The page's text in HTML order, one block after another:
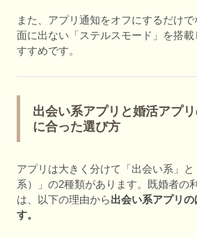
また、アプリ通知をオフにするだけ
面に出ない「ステルスモード」を搭
すすめです。
出会い系アプリと婚活アプ
に合った選び方
アプリは大きく分けて「出会い系」
系）」の2種類があります。既婚者の
は、以下の理由から出会い系アプリ
す。